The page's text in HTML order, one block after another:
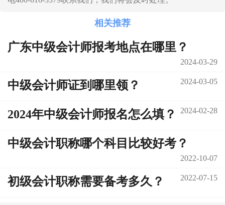
相关推荐
广东中级会计师报考地点在哪里？
2024-03-29
中级会计师证到哪里领？ 2024-03-05
2024年中级会计师报名怎么填？ 2024-02-28
中级会计职称哪个科目比较好考？
2022-10-07
初级会计职称需要备考多久？ 2022-07-15